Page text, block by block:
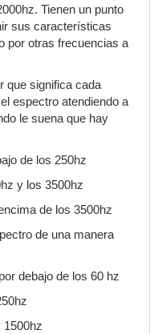
Tienen un punto
sus características
por otras frecuencias a
que significa cada
espectro atendiendo a
le suena que hay
de los 250hz
y los 3500hz
de los 3500hz
de una manera
debajo de los 60 hz
1500hz